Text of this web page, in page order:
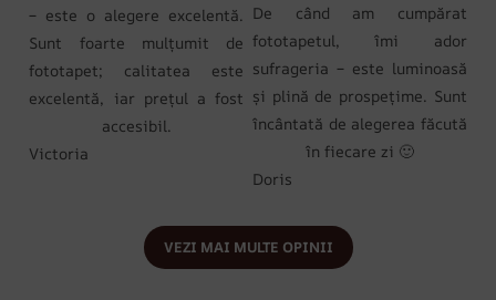
– este o alegere excelentă.
Sunt foarte mulțumit de
fototapet; calitatea este
excelentă, iar prețul a fost
accesibil.
Victoria
De când am cumpărat
fototapetul, îmi ador
sufrageria – este luminoasă
și plină de prospețime. Sunt
încântată de alegerea făcută
în fiecare zi 🙂
Doris
VEZI MAI MULTE OPINII